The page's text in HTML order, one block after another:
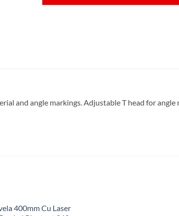
and angle markings. Adjustable T head for angle
400mm Cu Laser